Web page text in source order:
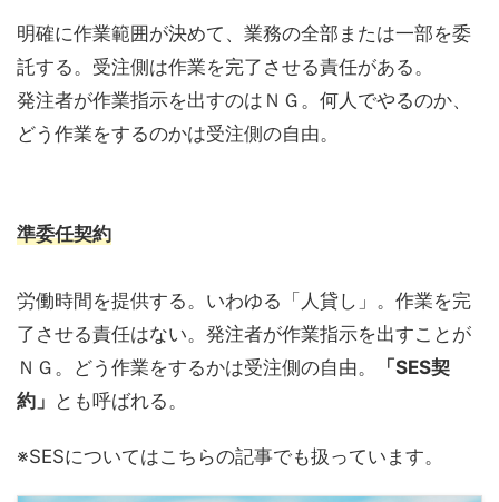
明確に作業範囲が決めて、業務の全部または一部を委
託する。受注側は作業を完了させる責任がある。
発注者が作業指示を出すのはＮＧ。 何人でやるのか、
どう作業をするのかは受注側の自由。
準委任契約
労働時間を提供する。いわゆる「人貸し」。作業を完
了させる責任はない。発注者が作業指示を出すことが
ＮＧ。 どう作業をするかは受注側の自由。
「SES契
約」 とも呼ばれる。
※SESについてはこちらの記事でも扱っています。